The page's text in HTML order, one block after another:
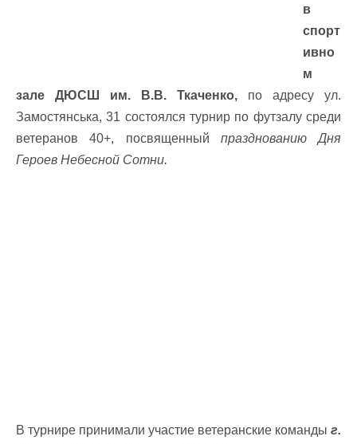
в
спорт
ивно
м
зале ДЮСШ им. В.В. Ткаченко, по адресу ул.
Замостянська, 31 состоялся турнир по футзалу среди
ветеранов 40+, посвященный празднованию Дня
Героев Небесной Сотни.
В турнире принимали участие ветеранские команды г.